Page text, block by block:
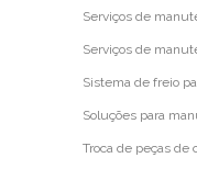
Serviços de
Serviços de
Sistema de freio
Soluções para
Troca de peças de